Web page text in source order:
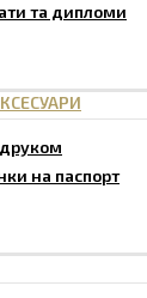
та дипломи
на паспорт